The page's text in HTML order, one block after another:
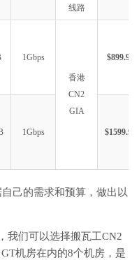
线路
1Gbps
香港
CN2
GIA
$899.99
1Gbps $1599.99
己的需求和预算，做出以
我们可以选择搬瓦工CN2
机房在内的8个机房，是